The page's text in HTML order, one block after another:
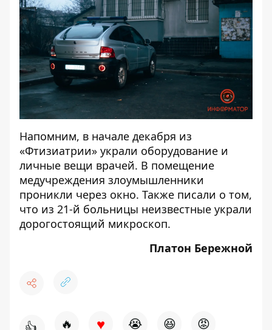
Напомним, в начале декабря из
«Фтизиатрии» украли оборудование и
личные вещи врачей. В помещение
медучреждения злоумышленники
проникли через окно. Также писали о том,
что из 21-й больницы неизвестные украли
дорогостоящий микроскоп.
Платон Бережной
🔥 ♥ 😭 😆 😡